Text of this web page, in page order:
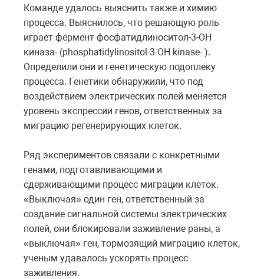
Команде удалось выяснить также и химию
процесса. Выяснилось, что решающую роль
играет фермент фосфатидлиноситол-3-ОН
киназа- (phosphatidylinositol-3-OH kinase- ).
Определили они и генетическую подоплеку
процесса. Генетики обнаружили, что под
воздействием электрических полей меняется
уровень экспрессии генов, ответственных за
миграцию регенерирующих клеток.
Ряд экспериментов связали с конкретными
генами, подготавливающими и
сдерживающими процесс миграции клеток.
«Выключая» один ген, ответственный за
создание сигнальной системы электрических
полей, они блокировали заживление раны, а
«выключая» ген, тормозящий миграцию клеток,
ученым удавалось ускорять процесс
заживления.